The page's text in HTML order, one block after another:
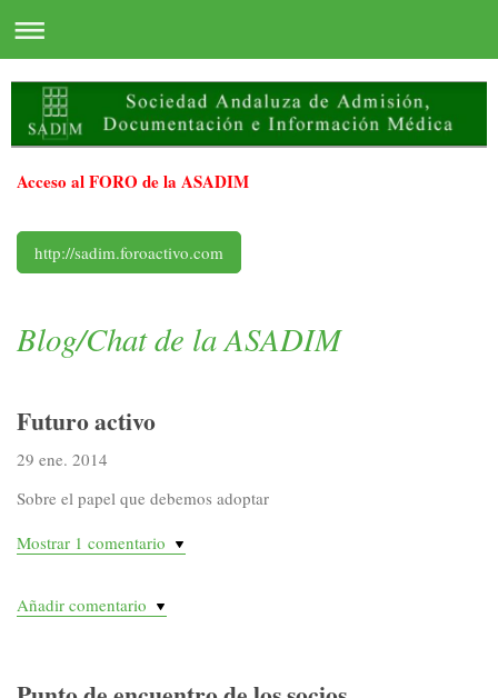
Acceso al FORO de la ASADIM
http://sadim.foroactivo.com
Blog/Chat de la ASADIM
Futuro activo
29 ene. 2014
Sobre el papel que debemos adoptar
Mostrar 1 comentario
Añadir comentario